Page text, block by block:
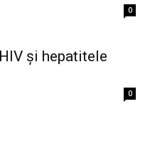
0
și hepatitele
0